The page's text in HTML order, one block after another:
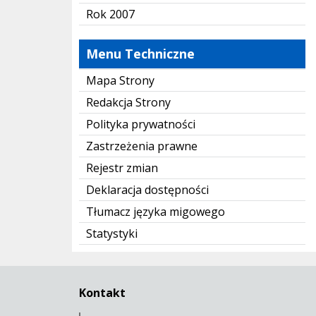
Rok 2007
Menu Techniczne
Mapa Strony
Redakcja Strony
Polityka prywatności
Zastrzeżenia prawne
Rejestr zmian
Deklaracja dostępności
Tłumacz języka migowego
Statystyki
Kontakt